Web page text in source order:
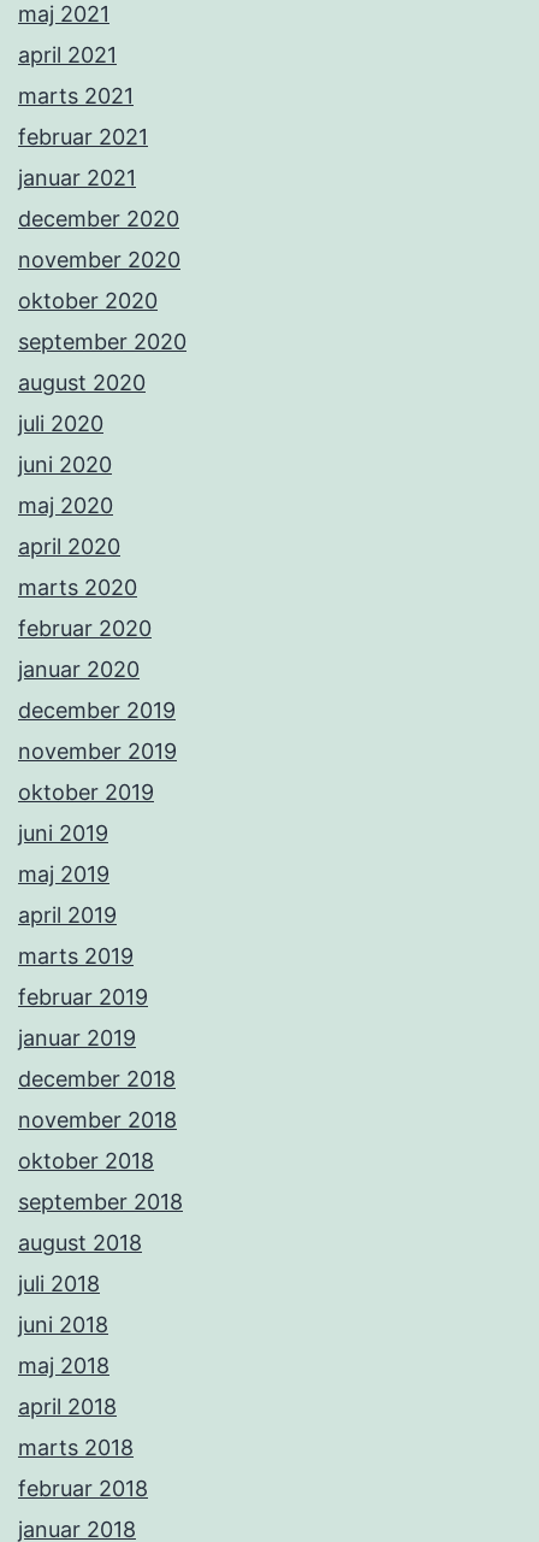
maj 2021
april 2021
marts 2021
februar 2021
januar 2021
december 2020
november 2020
oktober 2020
september 2020
august 2020
juli 2020
juni 2020
maj 2020
april 2020
marts 2020
februar 2020
januar 2020
december 2019
november 2019
oktober 2019
juni 2019
maj 2019
april 2019
marts 2019
februar 2019
januar 2019
december 2018
november 2018
oktober 2018
september 2018
august 2018
juli 2018
juni 2018
maj 2018
april 2018
marts 2018
februar 2018
januar 2018